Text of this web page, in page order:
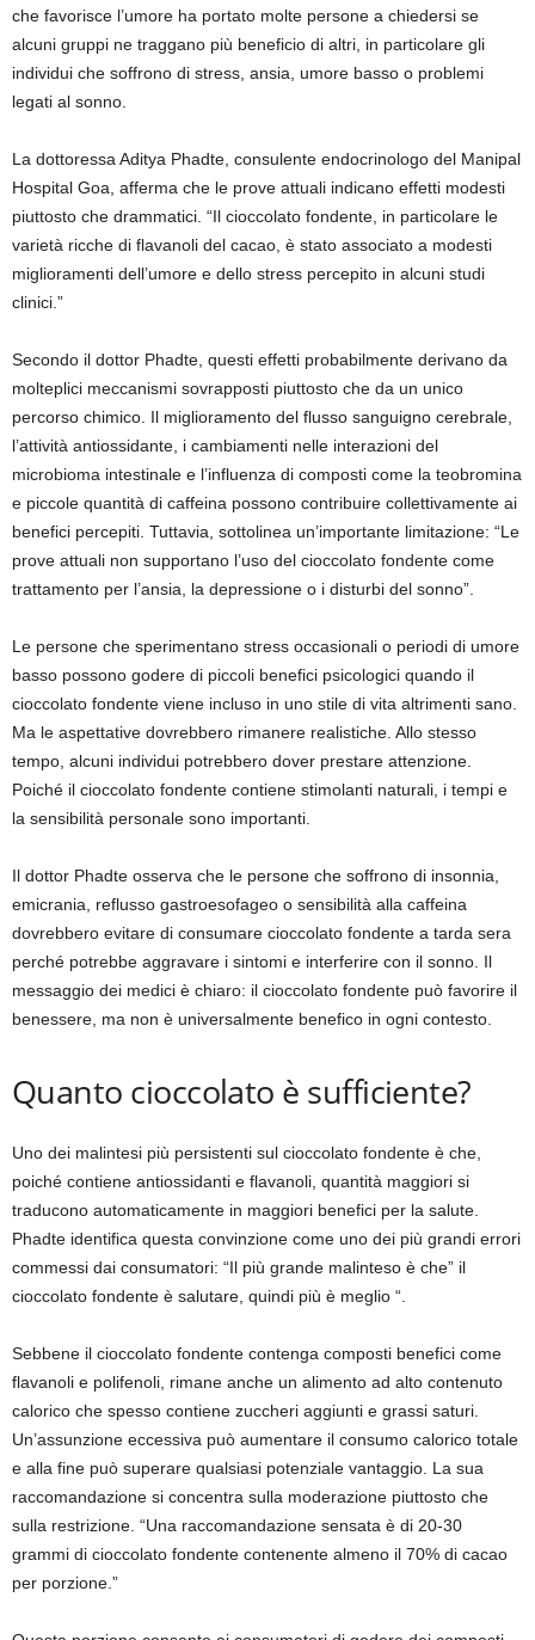
che favorisce l’umore ha portato molte persone a chiedersi se
alcuni gruppi ne traggano più beneficio di altri, in particolare gli
individui che soffrono di stress, ansia, umore basso o problemi
legati al sonno.
La dottoressa Aditya Phadte, consulente endocrinologo del Manipal
Hospital Goa, afferma che le prove attuali indicano effetti modesti
piuttosto che drammatici. “Il cioccolato fondente, in particolare le
varietà ricche di flavanoli del cacao, è stato associato a modesti
miglioramenti dell’umore e dello stress percepito in alcuni studi
clinici.”
Secondo il dottor Phadte, questi effetti probabilmente derivano da
molteplici meccanismi sovrapposti piuttosto che da un unico
percorso chimico. Il miglioramento del flusso sanguigno cerebrale,
l’attività antiossidante, i cambiamenti nelle interazioni del
microbioma intestinale e l’influenza di composti come la teobromina
e piccole quantità di caffeina possono contribuire collettivamente ai
benefici percepiti. Tuttavia, sottolinea un’importante limitazione: “Le
prove attuali non supportano l’uso del cioccolato fondente come
trattamento per l’ansia, la depressione o i disturbi del sonno”.
Le persone che sperimentano stress occasionali o periodi di umore
basso possono godere di piccoli benefici psicologici quando il
cioccolato fondente viene incluso in uno stile di vita altrimenti sano.
Ma le aspettative dovrebbero rimanere realistiche. Allo stesso
tempo, alcuni individui potrebbero dover prestare attenzione.
Poiché il cioccolato fondente contiene stimolanti naturali, i tempi e
la sensibilità personale sono importanti.
Il dottor Phadte osserva che le persone che soffrono di insonnia,
emicrania, reflusso gastroesofageo o sensibilità alla caffeina
dovrebbero evitare di consumare cioccolato fondente a tarda sera
perché potrebbe aggravare i sintomi e interferire con il sonno. Il
messaggio dei medici è chiaro: il cioccolato fondente può favorire il
benessere, ma non è universalmente benefico in ogni contesto.
Quanto cioccolato è sufficiente?
Uno dei malintesi più persistenti sul cioccolato fondente è che,
poiché contiene antiossidanti e flavanoli, quantità maggiori si
traducono automaticamente in maggiori benefici per la salute.
Phadte identifica questa convinzione come uno dei più grandi errori
commessi dai consumatori: “Il più grande malinteso è che” il
cioccolato fondente è salutare, quindi più è meglio “.
Sebbene il cioccolato fondente contenga composti benefici come
flavanoli e polifenoli, rimane anche un alimento ad alto contenuto
calorico che spesso contiene zuccheri aggiunti e grassi saturi.
Un’assunzione eccessiva può aumentare il consumo calorico totale
e alla fine può superare qualsiasi potenziale vantaggio. La sua
raccomandazione si concentra sulla moderazione piuttosto che
sulla restrizione. “Una raccomandazione sensata è di 20-30
grammi di cioccolato fondente contenente almeno il 70% di cacao
per porzione.”